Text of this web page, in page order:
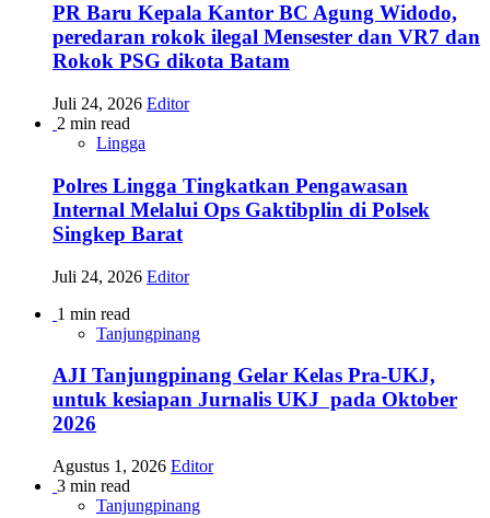
PR Baru Kepala Kantor BC Agung Widodo,
peredaran rokok ilegal Mensester dan VR7 dan
Rokok PSG dikota Batam
Juli 24, 2026 Editor
2 min read
Lingga
Polres Lingga Tingkatkan Pengawasan
Internal Melalui Ops Gaktibplin di Polsek
Singkep Barat
Juli 24, 2026 Editor
1 min read
Tanjungpinang
AJI Tanjungpinang Gelar Kelas Pra-UKJ,
untuk kesiapan Jurnalis UKJ pada Oktober
2026
Agustus 1, 2026 Editor
3 min read
Tanjungpinang